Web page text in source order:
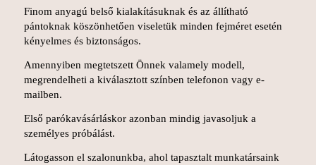
Finom anyagú belső kialakításuknak és az állítható
pántoknak köszönhetően viseletük minden fejméret esetén
kényelmes és biztonságos.
Amennyiben megtetszett Önnek valamely modell,
megrendelheti a kiválasztott színben telefonon vagy e-
mailben.
Első parókavásárláskor azonban mindig javasoljuk a
személyes próbálást.
Látogasson el szalonunkba, ahol tapasztalt munkatársaink